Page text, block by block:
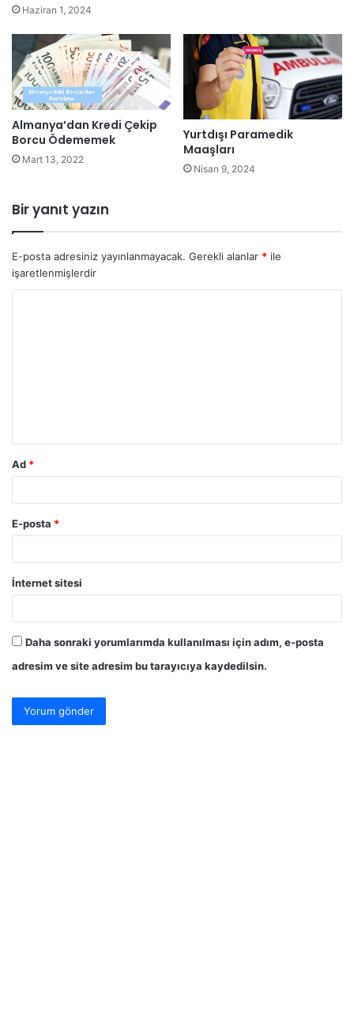
Haziran 1, 2024
Almanya’dan Kredi Çekip
Borcu Ödememek
Mart 13, 2022
Yurtdışı Paramedik
Maaşları
Nisan 9, 2024
Bir yanıt yazın
E-posta adresiniz yayınlanmayacak. Gerekli alanlar * ile
işaretlenmişlerdir
Ad *
E-posta *
İnternet sitesi
Daha sonraki yorumlarımda kullanılması için adım, e-posta
adresim ve site adresim bu tarayıcıya kaydedilsin.